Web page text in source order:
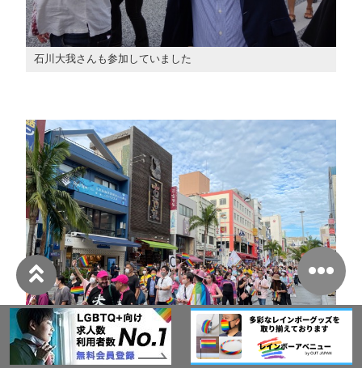
石川大我さんも参加していました
お揃いの「夫」のTシャツを着たカップルは、海外で同性婚